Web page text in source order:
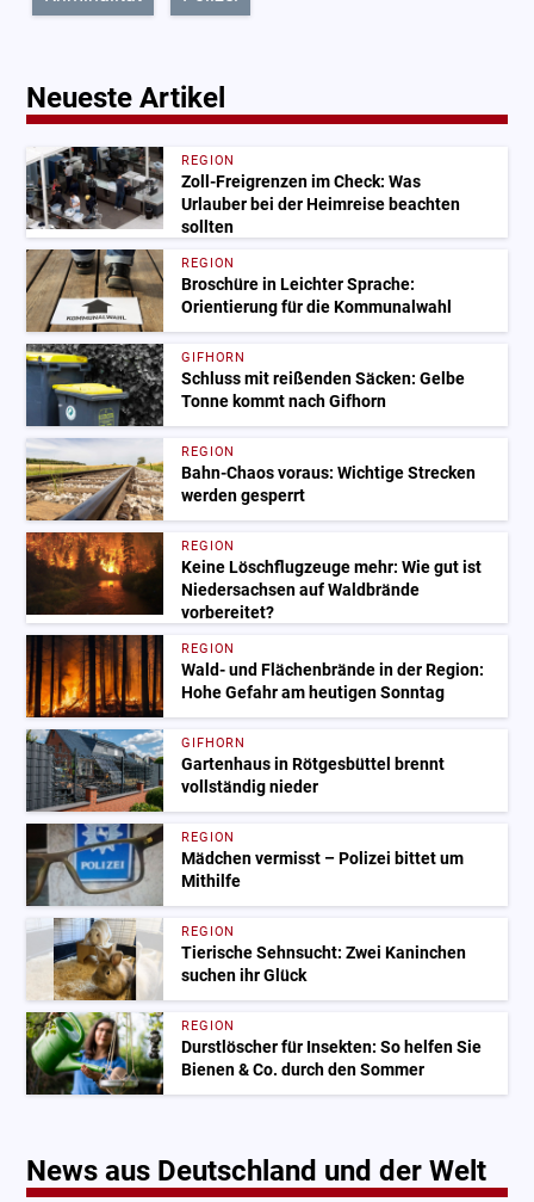
Neueste Artikel
REGION
Zoll-Freigrenzen im Check: Was
Urlauber bei der Heimreise beachten
sollten
REGION
Broschüre in Leichter Sprache:
Orientierung für die Kommunalwahl
GIFHORN
Schluss mit reißenden Säcken: Gelbe
Tonne kommt nach Gifhorn
REGION
Bahn-Chaos voraus: Wichtige Strecken
werden gesperrt
REGION
Keine Löschflugzeuge mehr: Wie gut ist
Niedersachsen auf Waldbrände
vorbereitet?
REGION
Wald- und Flächenbrände in der Region:
Hohe Gefahr am heutigen Sonntag
GIFHORN
Gartenhaus in Rötgesbüttel brennt
vollständig nieder
REGION
Mädchen vermisst – Polizei bittet um
Mithilfe
REGION
Tierische Sehnsucht: Zwei Kaninchen
suchen ihr Glück
REGION
Durstlöscher für Insekten: So helfen Sie
Bienen & Co. durch den Sommer
News aus Deutschland und der Welt